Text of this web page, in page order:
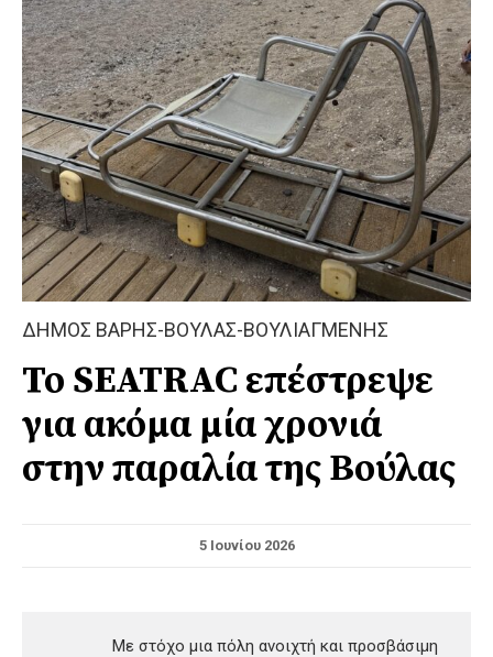
ΔΗΜΟΣ ΒΑΡΗΣ-ΒΟΥΛΑΣ-ΒΟΥΛΙΑΓΜΕΝΗΣ
Το SEATRAC επέστρεψε
για ακόμα μία χρονιά
στην παραλία της Βούλας
5 Ιουνίου 2026
Με στόχο μια πόλη ανοιχτή και προσβάσιμη